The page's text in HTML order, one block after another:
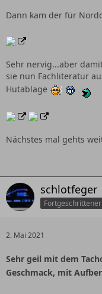
Dann kam der für
Sehr nervig...aber
sie nun Fachliteratur
Hutablage
Nächstes mal gehts
schlotfeger
Fortgeschrittener
2. Mai 2021
Sehr geil mit dem
Geschmack, mit